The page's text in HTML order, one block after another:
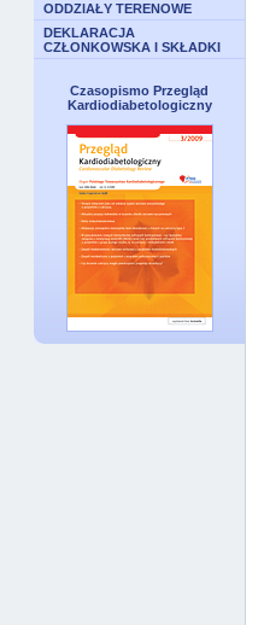
ODDZIAŁY TERENOWE
DEKLARACJA
CZŁONKOWSKA I SKŁADKI
Czasopismo Przegląd
Kardiodiabetologiczny